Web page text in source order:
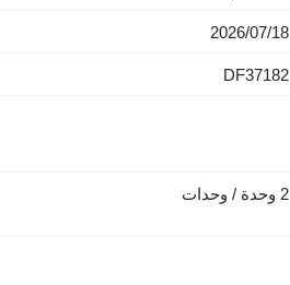
18‏/07‏/2026
DF37182
2 وحدة / وحدات